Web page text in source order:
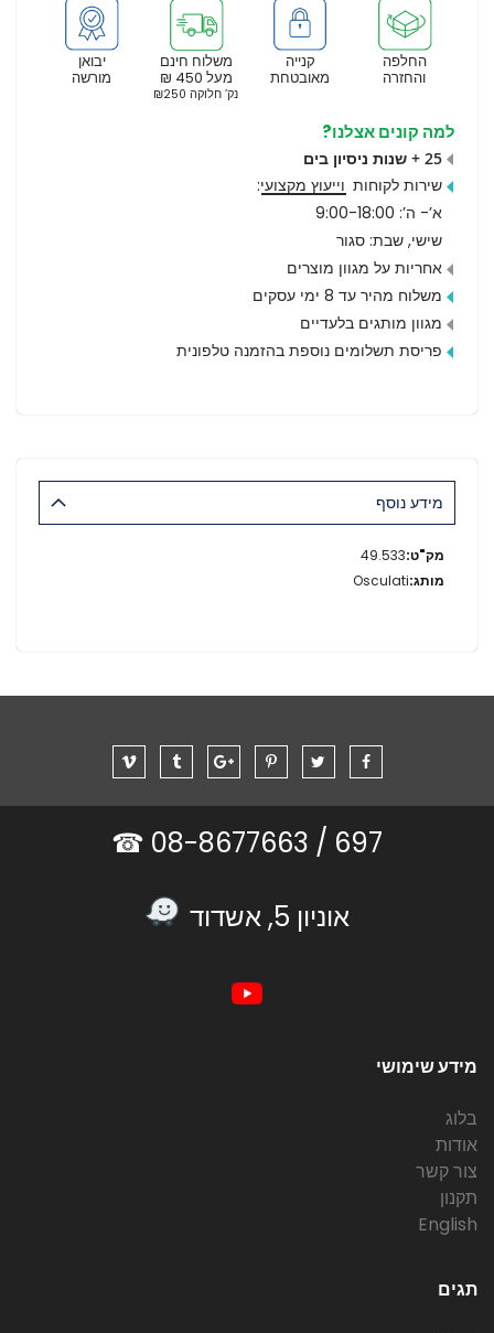
יבואן
מורשה
משלוח חינם
מעל 450 ₪
נק’ חלוקה ₪250
קנייה
מאובטחת
החלפה
והחזרה
למה קונים אצלנו?
25 + שנות ניסיון בים
שירות לקוחות וייעוץ מקצועי:
א’- ה’: 9:00-18:00
שישי, שבת: סגור
אחריות על מגוון מוצרים
משלוח מהיר עד 8 ימי עסקים
מגוון מותגים בלעדיים
פריסת תשלומים נוספת בהזמנה טלפונית
מידע נוסף
מידע
נוסף
49.533
Osculati
697 /
אוניון 5, אשדוד
מידע שימושי
בלוג
אודות
צור קשר
תקנון
English
תגים